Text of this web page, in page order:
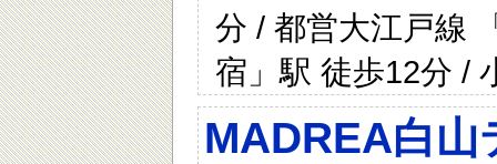
分 / 都営大江戸線
宿」駅 徒歩12分 /
MADREA白山